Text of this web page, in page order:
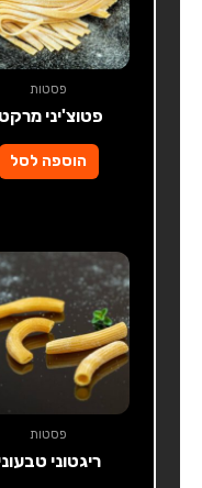
פסטות
פטוצ'יני
הוספה לסל
פסטות
ריגטוני